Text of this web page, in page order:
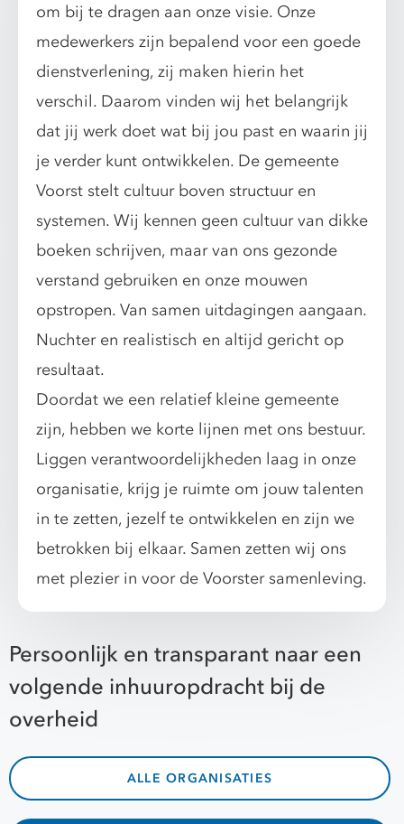
om bij te dragen aan onze visie. Onze
medewerkers zijn bepalend voor een goede
dienstverlening, zij maken hierin het
verschil. Daarom vinden wij het belangrijk
dat jij werk doet wat bij jou past en waarin jij
je verder kunt ontwikkelen. De gemeente
Voorst stelt cultuur boven structuur en
systemen. Wij kennen geen cultuur van dikke
boeken schrijven, maar van ons gezonde
verstand gebruiken en onze mouwen
opstropen. Van samen uitdagingen aangaan.
Nuchter en realistisch en altijd gericht op
resultaat.
Doordat we een relatief kleine gemeente
zijn, hebben we korte lijnen met ons bestuur.
Liggen verantwoordelijkheden laag in onze
organisatie, krijg je ruimte om jouw talenten
in te zetten, jezelf te ontwikkelen en zijn we
betrokken bij elkaar. Samen zetten wij ons
met plezier in voor de Voorster samenleving.
Persoonlijk en transparant naar een
volgende inhuuropdracht bij de
overheid
ALLE ORGANISATIES